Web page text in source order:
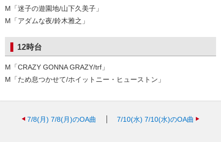
M「迷子の遊園地/山下久美子」
M「アダムな夜/鈴木雅之」
12時台
M「CRAZY GONNA GRAZY/trf」
M「ため息つかせて/ホイットニー・ヒューストン」
7/8(月) 7/8(月)のOA曲 7/10(水) 7/10(水)のOA曲